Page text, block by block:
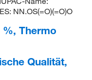
NN.OS(=O)(=O)O
Thermo
Qualität,